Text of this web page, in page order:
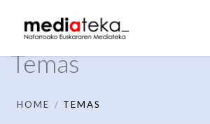
Temas
HOME TEMAS